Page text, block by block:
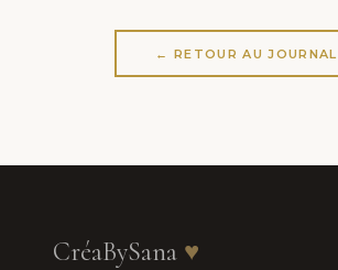
← RETOUR AU JOURNAL
CréaBySana ♥